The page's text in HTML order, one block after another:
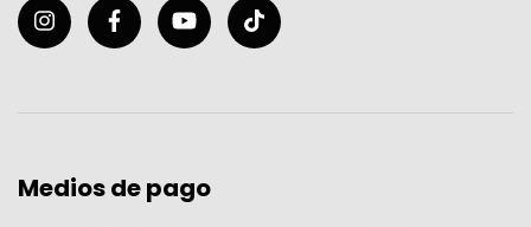
Medios de pago